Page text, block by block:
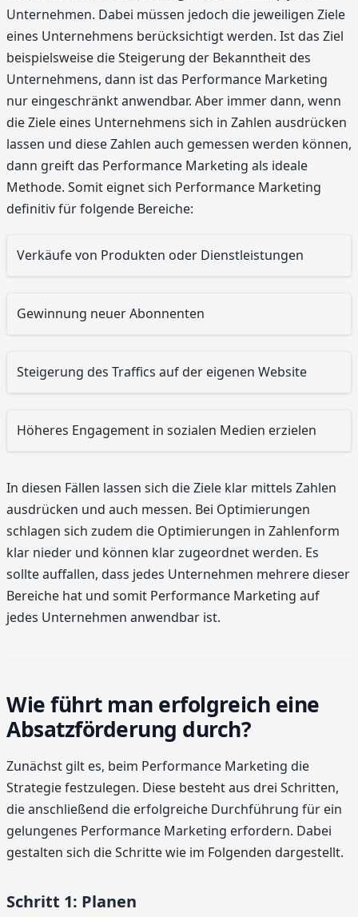
Unternehmen. Dabei müssen jedoch die jeweiligen Ziele
eines Unternehmens berücksichtigt werden. Ist das Ziel
beispielsweise die Steigerung der Bekanntheit des
Unternehmens, dann ist das Performance Marketing
nur eingeschränkt anwendbar. Aber immer dann, wenn
die Ziele eines Unternehmens sich in Zahlen ausdrücken
lassen und diese Zahlen auch gemessen werden können,
dann greift das Performance Marketing als ideale
Methode. Somit eignet sich Performance Marketing
definitiv für folgende Bereiche:
Verkäufe von Produkten oder Dienstleistungen
Gewinnung neuer Abonnenten
Steigerung des Traffics auf der eigenen Website
Höheres Engagement in sozialen Medien erzielen
In diesen Fällen lassen sich die Ziele klar mittels Zahlen
ausdrücken und auch messen. Bei Optimierungen
schlagen sich zudem die Optimierungen in Zahlenform
klar nieder und können klar zugeordnet werden. Es
sollte auffallen, dass jedes Unternehmen mehrere dieser
Bereiche hat und somit Performance Marketing auf
jedes Unternehmen anwendbar ist.
Wie führt man erfolgreich eine
Absatzförderung durch?
Zunächst gilt es, beim Performance Marketing die
Strategie festzulegen. Diese besteht aus drei Schritten,
die anschließend die erfolgreiche Durchführung für ein
gelungenes Performance Marketing erfordern. Dabei
gestalten sich die Schritte wie im Folgenden dargestellt.
Schritt 1: Planen